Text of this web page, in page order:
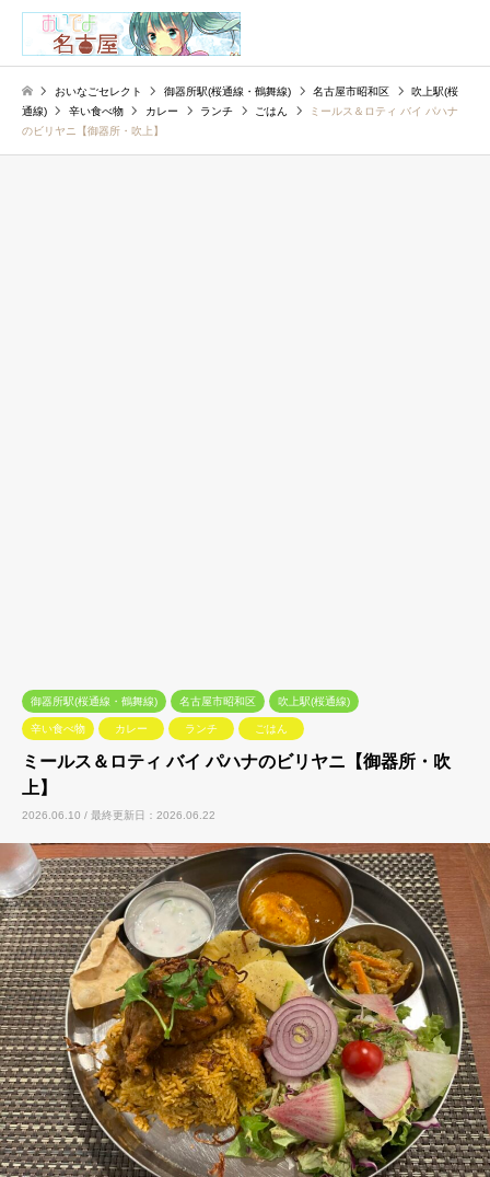
おいなごセレクト 御器所駅(桜通線・鶴舞線) 名古屋市昭和区
吹上駅(桜
通線)
辛い食べ物 カレー ランチ ごはん
ミールス＆ロティ バイ パハナ
のビリヤニ【御器所・吹上】
御器所駅(桜通線・鶴舞線) 名古屋市昭和区 吹上駅(桜通線)
辛い食べ物 カレー ランチ ごはん
ミールス＆ロティ バイ パハナのビリヤニ【御器所・吹
上】
2026.06.10 / 最終更新日：2026.06.22